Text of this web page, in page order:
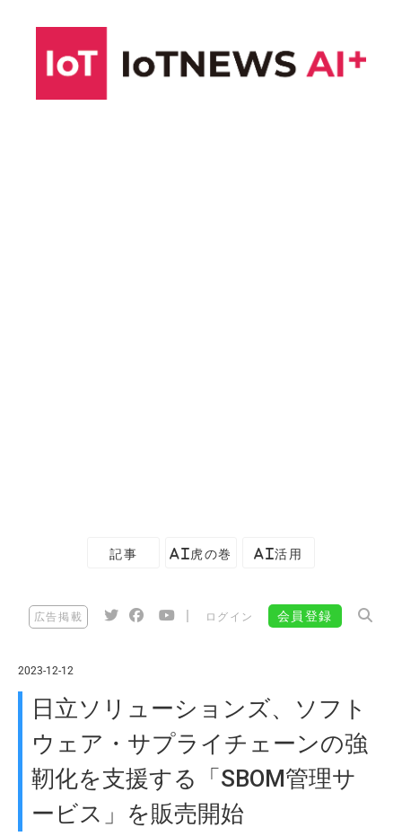
記事 AI虎の巻 AI活用
広告掲載 ログイン 会員登録
2023-12-12
日立ソリューションズ、ソフト
ウェア・サプライチェーンの強
靭化を支援する「SBOM管理サ
ービス」を販売開始